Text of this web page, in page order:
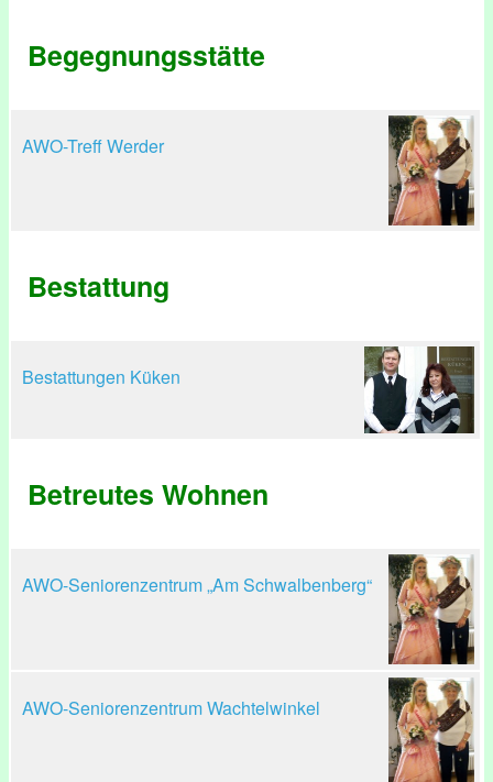
Begegnungsstätte
AWO-Treff Werder
Bestattung
Bestattungen Küken
Betreutes Wohnen
AWO-Seniorenzentrum „Am Schwalbenberg“
AWO-Seniorenzentrum Wachtelwinkel